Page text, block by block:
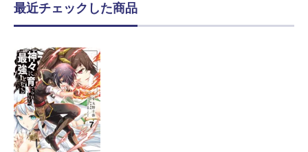
最近チェックした商品